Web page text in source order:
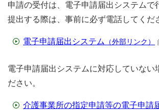
申請の受付は、電子申請届出システムで
提出する際は、事前に必ず電話してくだ
電子申請届出システム （外部リンク）
電子申請届出システムに対応していない
ださい。
介護事業所の指定申請等の電子申請